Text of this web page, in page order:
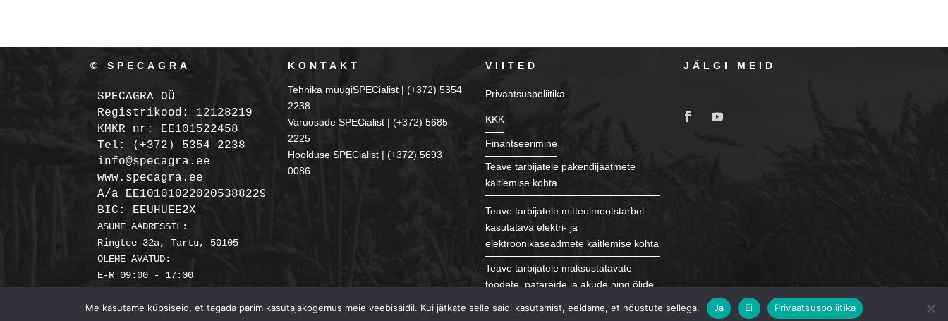
© SPECAGRA
SPECAGRA OÜ
Registrikood: 12128219
KMKR nr: EE101522458
Tel: (+372) 5354 2238
info@specagra.ee
A/a EE101010220205388229 SEB
BIC: EEUHUEE2X
ASUME AADRESSIL:
Ringtee 32a, Tartu, 50105
OLEME AVATUD:
E-R 09:00 - 17:00
KONTAKT
Tehnika müügiSPECialist | (+372) 5354
2238
Varuosade SPECialist | (+372) 5685
2225
Hoolduse SPECialist | (+372) 5693
0086
VIITED
Privaatsuspoliitika
KKK
Finantseerimine
Teave tarbijatele pakendijäätmete
käitlemise kohta
Teave tarbijatele mitteolmeotstarbel
kasutatava elektri- ja
elektroonikaseadmete käitlemise kohta
Teave tarbijatele maksustatavate
toodete, patareide ja akude ning õlide
JÄLGI MEID
Me kasutame küpsiseid, et tagada parim kasutajakogemus meie veebisaidil. Kui jätkate selle saidi kasutamist, eeldame, et nõustute sellega. Ja Ei Privaatsuspoliitika